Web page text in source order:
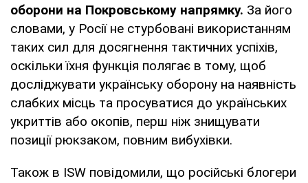
оборони на Покровському напрямку. За його
словами, у Росії не стурбовані використанням
таких сил для досягнення тактичних успіхів,
оскільки їхня функція полягає в тому, щоб
досліджувати українську оборону на наявність
слабких місць та просуватися до українських
укриттів або окопів, перш ніж знищувати
позиції рюкзаком, повним вибухівки.
Також в ISW повідомили, що російські блогери